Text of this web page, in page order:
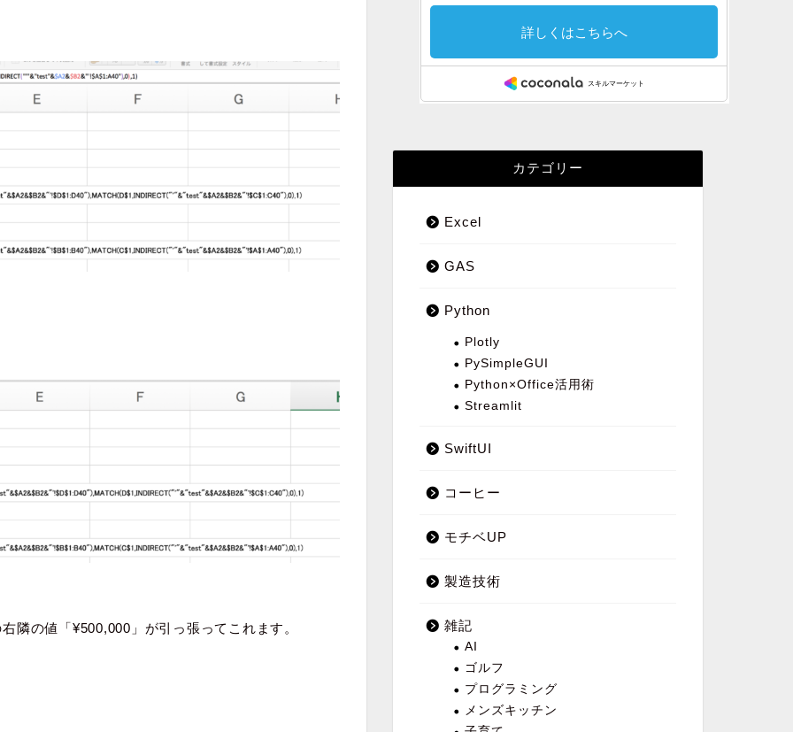
隣の値「¥500,000」が引っ張ってこれます。
カテゴリー
Excel
GAS
Python
Plotly
PySimpleGUI
Python×Office活用術
Streamlit
SwiftUI
コーヒー
モチベUP
製造技術
雑記
AI
ゴルフ
プログラミング
メンズキッチン